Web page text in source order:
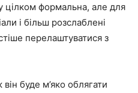
цілком формальна, але для
і більш розслаблені
перелаштуватися з
буде м’яко облягати